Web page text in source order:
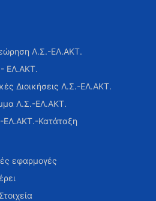
Λ.Σ.-ΕΛ.ΑΚΤ.
- ΕΛ.ΑΚΤ.
Διοικήσεις Λ.Σ.-ΕΛ.ΑΚΤ.
Λ.Σ.-ΕΛ.ΑΚΤ.
ΕΛ.ΑΚΤ.-Κατάταξη
εφαρμογές